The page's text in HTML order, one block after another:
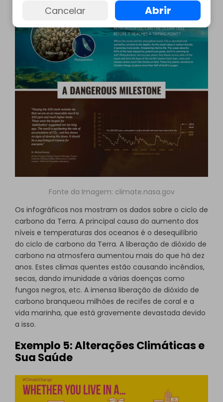
Fonte da Imagem: climate.nasa.gov
Os infográficos nos mostram os dados sobre o ciclo de
carbono da Terra. A principal causa do aumento dos
níveis e temperaturas dos oceanos é o desequilíbrio
do ciclo de carbono da Terra. A liberação de dióxido de
carbono na atmosfera aumentou mais do que há dez
anos. Estes climas quentes estão causando incêndios,
secas, dando imunidade a várias doenças como
fungos negros, etc. A imensa liberação de dióxido de
carbono branqueou milhões de recifes de coral e a
vida marinha, que está gravemente devastada devido
a isso.
Exemplo 5: Alterações Climáticas e
Sua Saúde
Cancelar Abrir